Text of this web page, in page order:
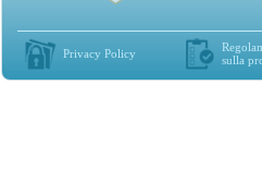
Privacy Policy
sulla